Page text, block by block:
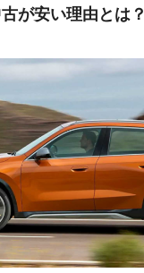
が安い理由とは？